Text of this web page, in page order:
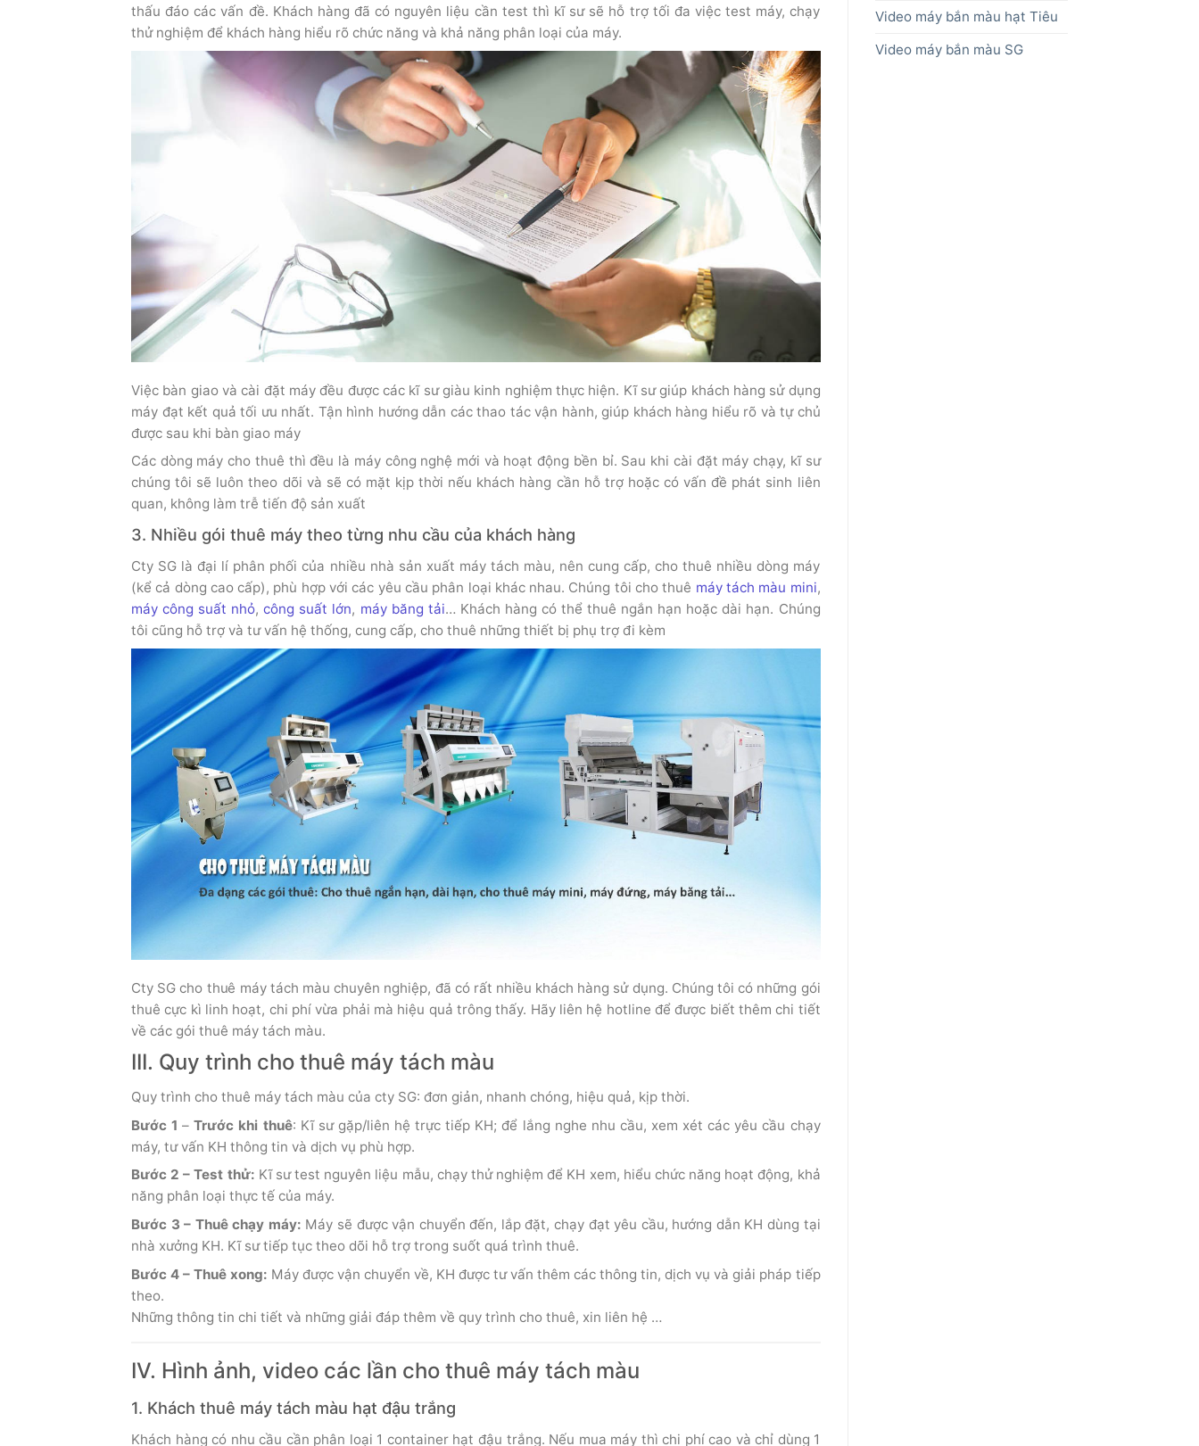
thấu đáo các vấn đề. Khách hàng đã có nguyên liệu cần test thì kĩ sư sẽ hỗ trợ tối đa việc test máy, chạy
thử nghiệm để khách hàng hiểu rõ chức năng và khả năng phân loại của máy.
Việc bàn giao và cài đặt máy đều được các kĩ sư giàu kinh nghiệm thực hiện. Kĩ sư giúp khách hàng sử dụng
máy đạt kết quả tối ưu nhất. Tận hình hướng dẫn các thao tác vận hành, giúp khách hàng hiểu rõ và tự chủ
được sau khi bàn giao máy
Các dòng máy cho thuê thì đều là máy công nghệ mới và hoạt động bền bỉ. Sau khi cài đặt máy chạy, kĩ sư
chúng tôi sẽ luôn theo dõi và sẽ có mặt kịp thời nếu khách hàng cần hỗ trợ hoặc có vấn đề phát sinh liên
quan, không làm trễ tiến độ sản xuất
3. Nhiều gói thuê máy theo từng nhu cầu của khách hàng
Cty SG là đại lí phân phối của nhiều nhà sản xuất máy tách màu, nên cung cấp, cho thuê nhiều dòng máy
(kể cả dòng cao cấp), phù hợp với các yêu cầu phân loại khác nhau. Chúng tôi cho thuê máy tách màu mini,
máy công suất nhỏ,công suất lớn, máy băng tải… Khách hàng có thể thuê ngắn hạn hoặc dài hạn. Chúng
tôi cũng hỗ trợ và tư vấn hệ thống, cung cấp, cho thuê những thiết bị phụ trợ đi kèm
Cty SG cho thuê máy tách màu chuyên nghiệp, đã có rất nhiều khách hàng sử dụng. Chúng tôi có những gói
thuê cực kì linh hoạt, chi phí vừa phải mà hiệu quả trông thấy. Hãy liên hệ hotline để được biết thêm chi tiết
về các gói thuê máy tách màu.
III. Quy trình cho thuê máy tách màu
Quy trình cho thuê máy tách màu của cty SG: đơn giản, nhanh chóng, hiệu quả, kịp thời.
Bước 1 –Trước khi thuê: Kĩ sư gặp/liên hệ trực tiếp KH; để lắng nghe nhu cầu, xem xét các yêu cầu chạy
máy, tư vấn KH thông tin và dịch vụ phù hợp.
Bước 2 – Test thử: Kĩ sư test nguyên liệu mẫu, chạy thử nghiệm để KH xem, hiểu chức năng hoạt động, khả
năng phân loại thực tế của máy.
Bước 3 – Thuê chạy máy: Máy sẽ được vận chuyển đến, lắp đặt, chạy đạt yêu cầu, hướng dẫn KH dùng tại
nhà xưởng KH. Kĩ sư tiếp tục theo dõi hỗ trợ trong suốt quá trình thuê.
Bước 4 – Thuê xong: Máy được vận chuyển về, KH được tư vấn thêm các thông tin, dịch vụ và giải pháp tiếp
theo.
Những thông tin chi tiết và những giải đáp thêm về quy trình cho thuê, xin liên hệ …
IV. Hình ảnh, video các lần cho thuê máy tách màu
1. Khách thuê máy tách màu hạt đậu trắng
Khách hàng có nhu cầu cần phân loại 1 container hạt đậu trắng. Nếu mua máy thì chi phí cao và chỉ dùng 1
Video máy bắn màu hạt Tiêu
Video máy bắn màu SG